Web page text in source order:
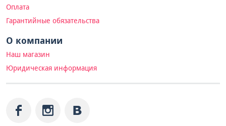
Оплата
Гарантийные обязательства
О компании
Наш магазин
Юридическая информация